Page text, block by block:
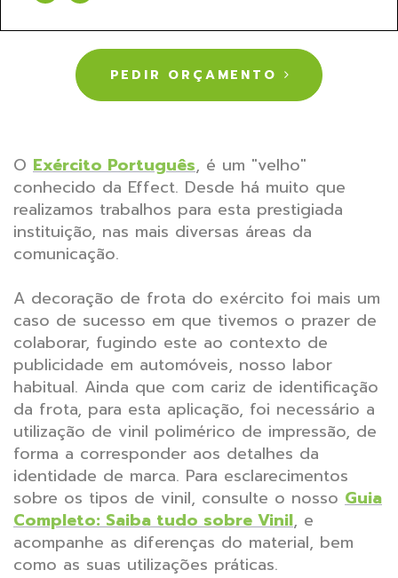
PEDIR ORÇAMENTO
O Exército Português, é um "velho"
conhecido da Effect. Desde há muito que
realizamos trabalhos para esta prestigiada
instituição, nas mais diversas áreas da
comunicação.
A decoração de frota do exército foi mais um
caso de sucesso em que tivemos o prazer de
colaborar, fugindo este ao contexto de
publicidade em automóveis, nosso labor
habitual. Ainda que com cariz de identificação
da frota, para esta aplicação, foi necessário a
utilização de vinil polimérico de impressão, de
forma a corresponder aos detalhes da
identidade de marca. Para esclarecimentos
sobre os tipos de vinil, consulte o nosso Guia
Completo: Saiba tudo sobre Vinil, e
acompanhe as diferenças do material, bem
como as suas utilizações práticas.